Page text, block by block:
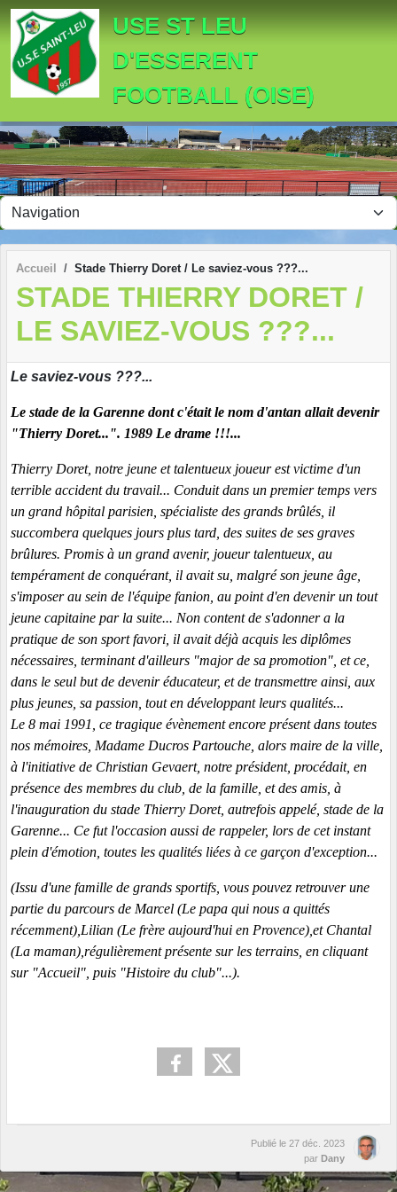
USE ST LEU
D'ESSERENT
FOOTBALL (OISE)
Accueil Stade Thierry Doret / Le saviez-vous ???...
STADE THIERRY DORET /
LE SAVIEZ-VOUS ???...
Le saviez-vous ???...
Le stade de la Garenne dont c'était le nom d'antan allait devenir
"Thierry Doret...". 1989 Le drame !!!...
Thierry Doret, notre jeune et talentueux joueur est victime d'un
terrible accident du travail... Conduit dans un premier temps vers
un grand hôpital parisien, spécialiste des grands brûlés, il
succombera quelques jours plus tard, des suites de ses graves
brûlures. Promis à un grand avenir, joueur talentueux, au
tempérament de conquérant, il avait su, malgré son jeune âge,
s'imposer au sein de l'équipe fanion, au point d'en devenir un tout
jeune capitaine par la suite... Non content de s'adonner a la
pratique de son sport favori, il avait déjà acquis les diplômes
nécessaires, terminant d'ailleurs "major de sa promotion", et ce,
dans le seul but de devenir éducateur, et de transmettre ainsi, aux
plus jeunes, sa passion, tout en développant leurs qualités...
Le 8 mai 1991, ce tragique évènement encore présent dans toutes
nos mémoires, Madame Ducros Partouche, alors maire de la ville,
à l'initiative de Christian Gevaert, notre président, procédait, en
présence des membres du club, de la famille, et des amis, à
l'inauguration du stade Thierry Doret, autrefois appelé, stade de la
Garenne... Ce fut l'occasion aussi de rappeler, lors de cet instant
plein d'émotion, toutes les qualités liées à ce garçon d'exception...
(Issu d'une famille de grands sportifs, vous pouvez retrouver une
partie du parcours de Marcel (Le papa qui nous a quittés
récemment),Lilian (Le frère aujourd'hui en Provence),et Chantal
(La maman),régulièrement présente sur les terrains, en cliquant
sur "Accueil", puis "Histoire du club"...).
Publié le 27 déc. 2023
par Dany
Panneau de gestion des cookies